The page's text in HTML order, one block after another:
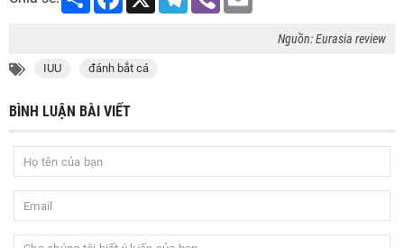
Nguồn: Eurasia review
IUU đánh bắt cá
BÌNH LUẬN BÀI VIẾT